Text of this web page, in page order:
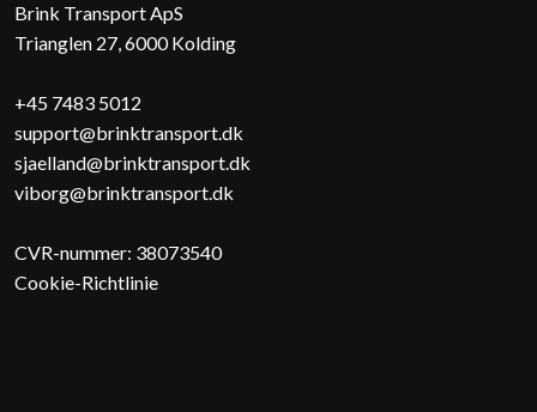
Brink Transport ApS​
​Trianglen 27, 6000 Kolding​
+45 7483 5012
support@brinktransport.dk
sjaelland@brinktransport.dk
viborg@brinktransport.dk
CVR-nummer: 38073540
Cookie-Richtlinie